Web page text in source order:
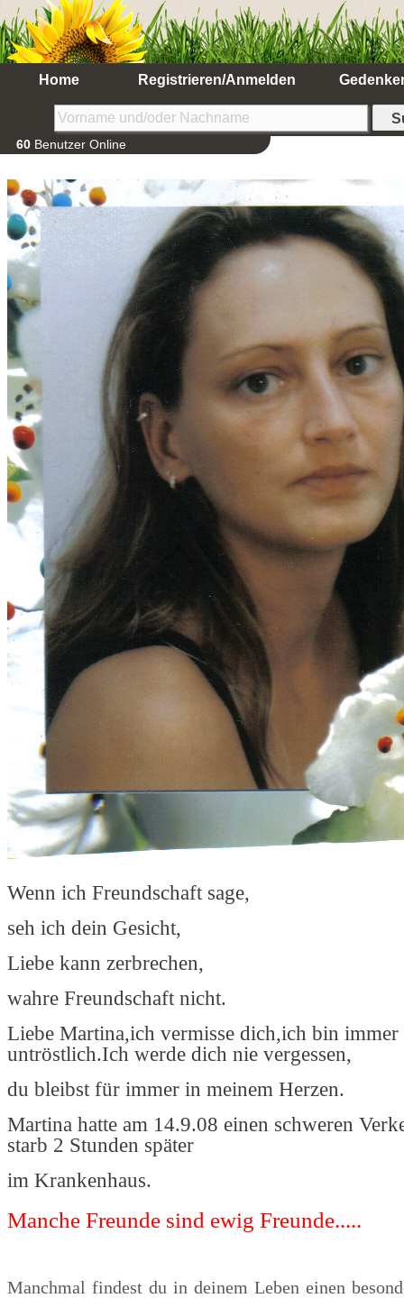
Home Registrieren/Anmelden
60 Benutzer Online
Wenn ich Freundschaft sage,
seh ich dein Gesicht,
Liebe kann zerbrechen,
wahre Freundschaft nicht.
Liebe Martina,ich vermisse dich,ich bin immer
untröstlich.Ich werde dich nie vergessen,
du bleibst für immer in meinem Herzen.
Martina hatte am 14.9.08 einen schweren
starb 2 Stunden später
im Krankenhaus.
Manche Freunde sind ewig Freunde.....
Manchmal findest du in deinem Leben einen